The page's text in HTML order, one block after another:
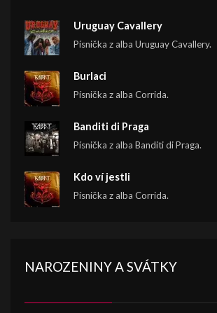
Uruguay Cavallery
Písnička z alba Uruguay Cavallery.
Burlaci
Písnička z alba Corrida.
Banditi di Praga
Písnička z alba Banditi di Praga.
Kdo ví jestli
Písnička z alba Corrida.
NAROZENINY A SVÁTKY